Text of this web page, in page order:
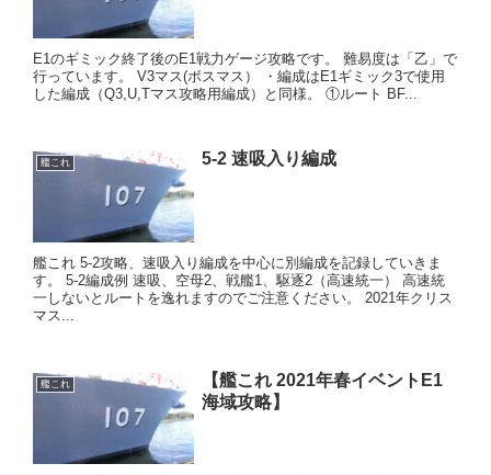
E1のギミック終了後のE1戦力ゲージ攻略です。 難易度は「乙」で
行っています。 V3マス(ボスマス） ・編成はE1ギミック3で使用
した編成（Q3,U,Tマス攻略用編成）と同様。 ①ルート BF...
艦これ 5-2 速吸入り編成
艦これ 5-2攻略、速吸入り編成を中心に別編成を記録していきま
す。 5-2編成例 速吸、空母2、戦艦1、駆逐2（高速統一） 高速統
一しないとルートを逸れますのでご注意ください。 2021年クリス
マス...
艦これ
【艦これ 2021年春イベントE1
海域攻略】